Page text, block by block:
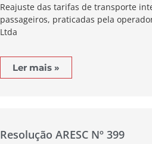
Reajuste das tarifas de transporte
passageiros, praticadas pela
Ltda
Ler mais »
Resolução ARESC Nº 399